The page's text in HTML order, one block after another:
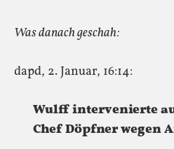
Was danach geschah:
dapd, 2. Januar, 16:14:
Wulff intervenierte
Chef Döpfner wegen